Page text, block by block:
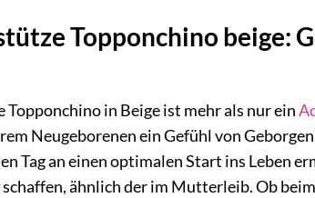
Topponchino beige:
Topponchino in Beige ist mehr als nur ein
Neugeborenen ein Gefühl von
Tag an einen optimalen Start ins Leben
ähnlich der im Mutterleib. Ob